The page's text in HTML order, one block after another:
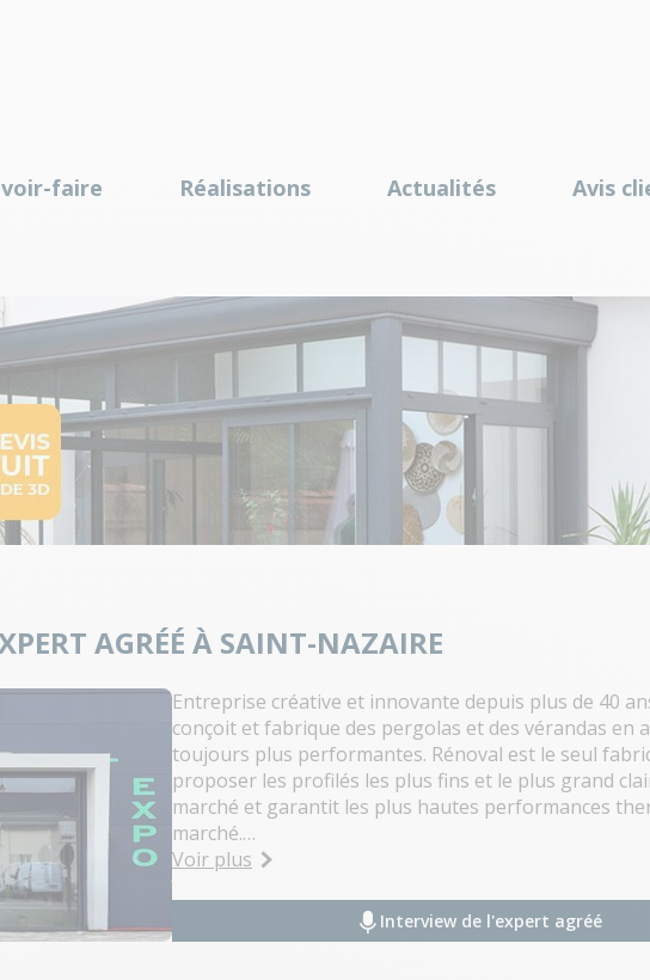
faire Réalisations Actualités Avis
AGRÉÉ À SAINT-NAZAIRE
Entreprise créative et innovante depuis plus de 40
conçoit et fabrique des pergolas et des vérandas en
toujours plus performantes. Rénoval est le seul
proposer les profilés les plus fins et le plus grand
marché et garantit les plus hautes performances
marché.
Vous souhaitez une véranda sur-mesure pour
votre terrasse, rendez-vous à notre magasin-expo
Notre expert agréé, membre du réseau Rénoval,
Voir plus
Interview de l'expert agréé